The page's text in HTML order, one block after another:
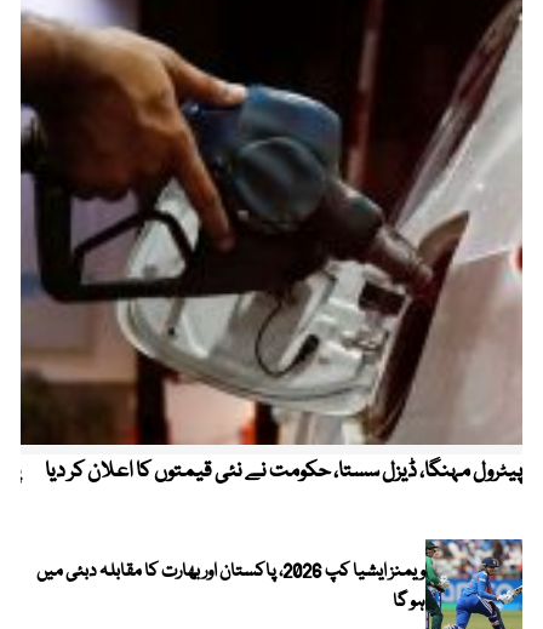
پیٹرول مہنگا، ڈیزل سستا، حکومت نے نئی قیمتوں کا اعلان کر دیا
ویمنز ایشیا کپ 2026، پاکستان اور بھارت کا مقابلہ دبئی میں
ہو گا